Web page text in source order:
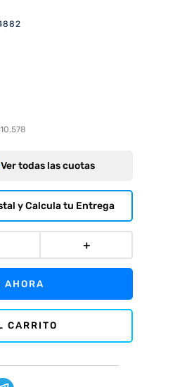
Ver todas las cuotas
y Calcula tu Entrega
＋
AHORA
CARRITO